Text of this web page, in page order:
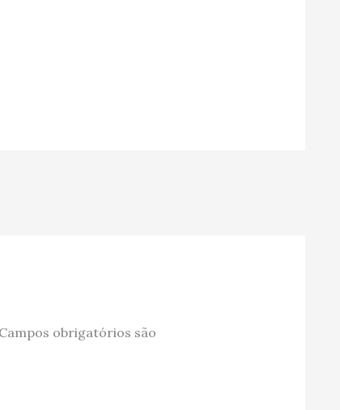
Campos obrigatórios são